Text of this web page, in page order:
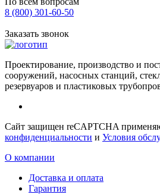
8 (800) 301-60-50
Заказать звонок
Проектирование, производство и
сооружений, насосных станций,
резервуаров и пластиковых
Сайт защищен reCAPTCHA
конфиденциальности и Условия
О компании
Доставка и оплата
Гарантия